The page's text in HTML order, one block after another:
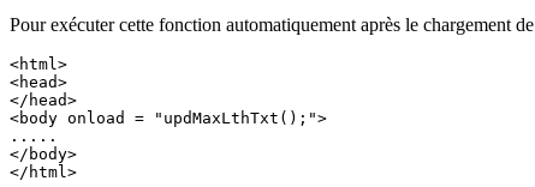
Pour exécuter cette fonction automatiquement après le chargement
<html>
<head>
</head>
<body onload = "updMaxLthTxt();">
.....
</body>